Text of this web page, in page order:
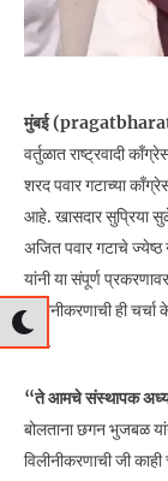
मुंबई
वर्तुळात राष्ट्रवादी
शरद पवार गटाच्या
आहे. खासदार सुप्रिया
अजित पवार गटाचे
यांनी या संपूर्ण
विलीनीकरणाची ही
आहे.
“ते आमचे संस्थापक
बोलताना छगन भुजबळ
विलीनीकरणाची जी